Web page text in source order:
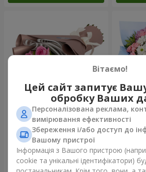
Букет "7 рожевих троянд!"
999 грн
Замовити
"Небеса"
Вітаємо!
Цей сайт запитує
обробку Ваших
Персоналізована реклама,
вимірювання ефективності
Збереження і/або доступ до
Вашому пристрої
Інформація з Вашого пристрою
cookie та унікальні ідентифікатори)